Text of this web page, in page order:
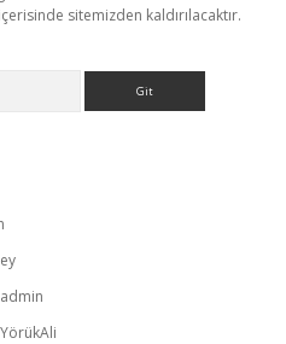
sitemizden kaldırılacaktır.
admin
YörükAli